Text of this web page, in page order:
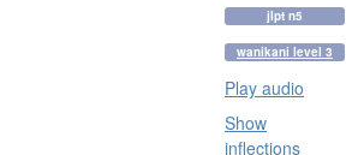
jlpt n5
wanikani level 3
Play audio
Show
inflections